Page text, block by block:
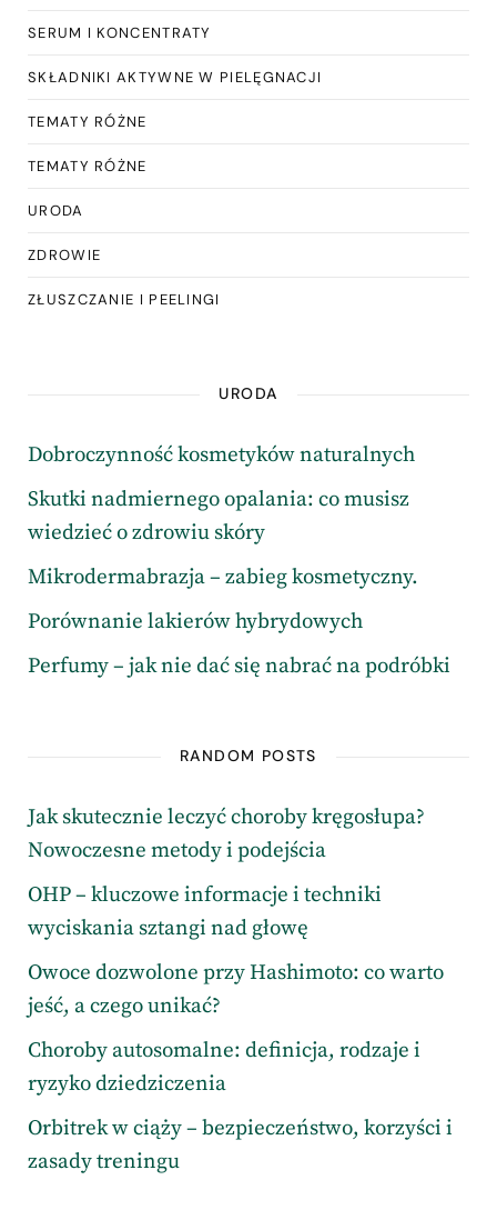
SERUM I KONCENTRATY
SKŁADNIKI AKTYWNE W PIELĘGNACJI
TEMATY RÓŻNE
TEMATY RÓŻNE
URODA
ZDROWIE
ZŁUSZCZANIE I PEELINGI
URODA
Dobroczynność kosmetyków naturalnych
Skutki nadmiernego opalania: co musisz
wiedzieć o zdrowiu skóry
Mikrodermabrazja – zabieg kosmetyczny.
Porównanie lakierów hybrydowych
Perfumy – jak nie dać się nabrać na podróbki
RANDOM POSTS
Jak skutecznie leczyć choroby kręgosłupa?
Nowoczesne metody i podejścia
OHP – kluczowe informacje i techniki
wyciskania sztangi nad głowę
Owoce dozwolone przy Hashimoto: co warto
jeść, a czego unikać?
Choroby autosomalne: definicja, rodzaje i
ryzyko dziedziczenia
Orbitrek w ciąży – bezpieczeństwo, korzyści i
zasady treningu